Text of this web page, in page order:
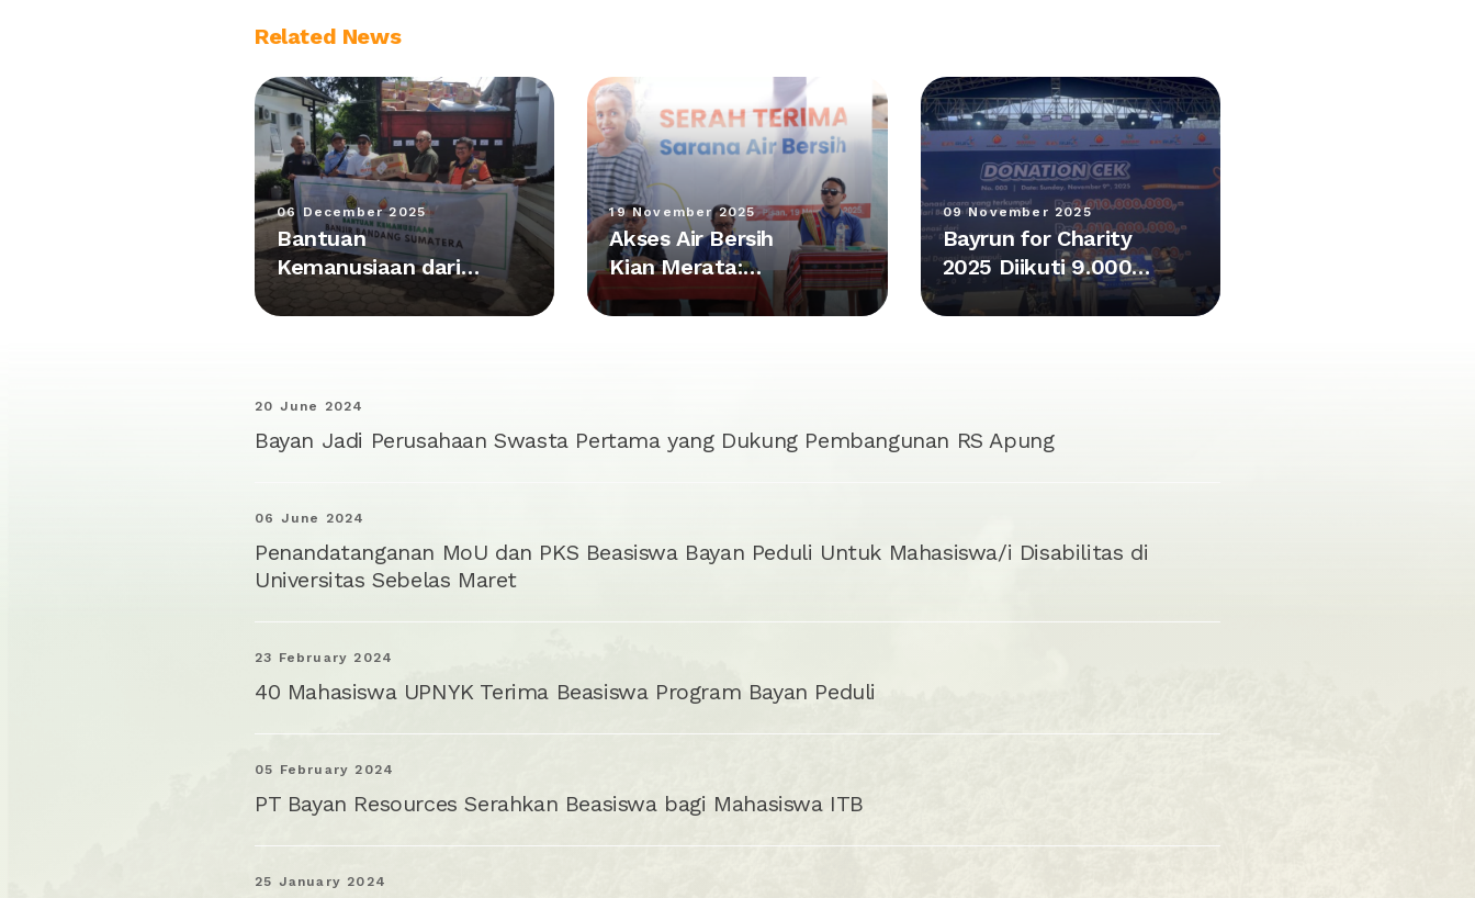
Related News
06 December 2025
Bantuan
Kemanusiaan dari
Kalimantan Tiba di
Posko Utama Agam
19 November 2025
Akses Air Bersih
Kian Merata:
Kolaborasi Plan
Indonesia dan
09 November 2025
Bayrun for Charity
2025 Diikuti 9.000
Peserta,
Kumpulkan Donasi
20 June 2024
Bayan Jadi Perusahaan Swasta Pertama yang Dukung Pembangunan RS Apung
06 June 2024
Penandatanganan MoU dan PKS Beasiswa Bayan Peduli Untuk Mahasiswa/i Disabilitas di
Universitas Sebelas Maret
23 February 2024
40 Mahasiswa UPNYK Terima Beasiswa Program Bayan Peduli
05 February 2024
PT Bayan Resources Serahkan Beasiswa bagi Mahasiswa ITB
25 January 2024